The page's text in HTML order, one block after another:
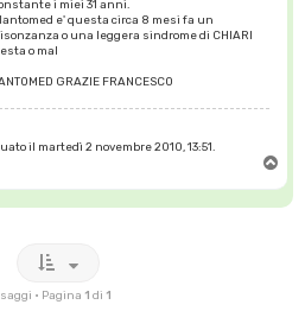
i miei 31 anni.
e' questa circa 8 mesi fa un
o una leggera sindrome di CHIARI
o mal
GRAZIE FRANCESCO
il martedì 2 novembre 2010, 13:51.
p
• Pagina 1 di 1